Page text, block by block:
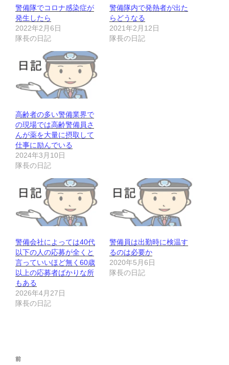
警備隊でコロナ感染症が
発生したら
2022年2月6日
隊長の日記
警備隊内で発熱者が出た
らどうなる
2021年2月12日
隊長の日記
高齢者の多い警備業界で
の現場では高齢警備員さ
んが薬を大量に摂取して
仕事に励んでいる
2024年3月10日
隊長の日記
警備会社によっては40代
以下の人の応募が全くと
言っていいほど無く60歳
以上の応募者ばかりな所
もある
2026年4月27日
隊長の日記
警備員は出勤時に検温す
るのは必要か
2020年5月6日
隊長の日記
投
前
前